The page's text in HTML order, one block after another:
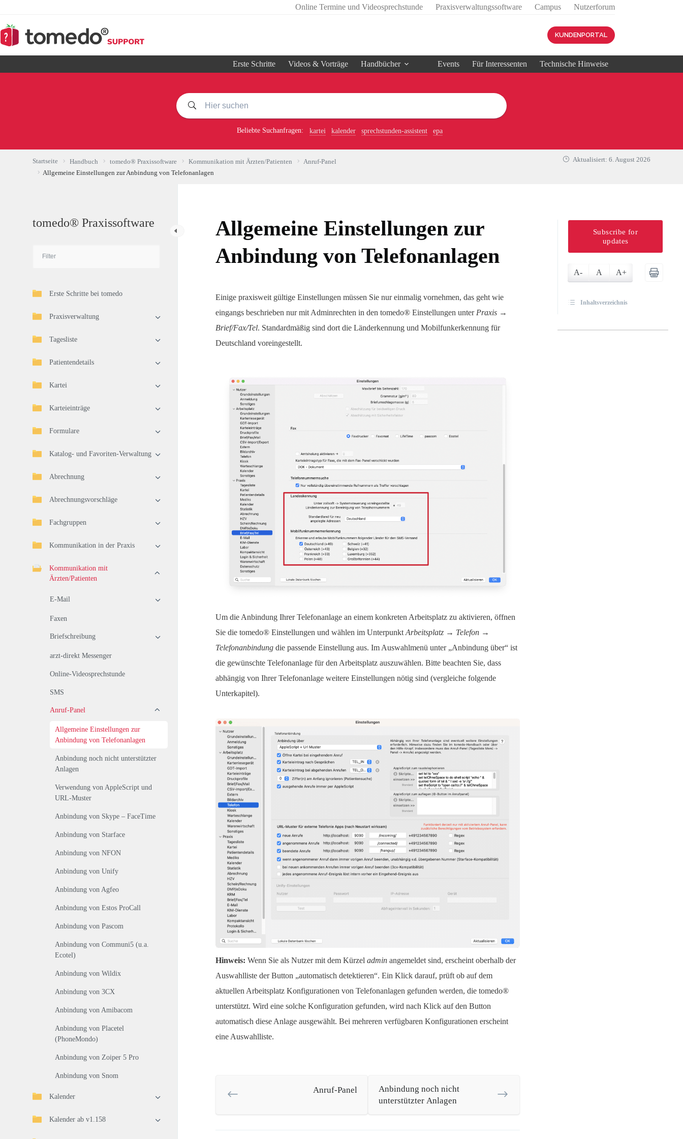
springen
Online Termine und Videosprechstunde Praxisverwaltungssoftware Campus Nutzerforum
KUNDENPORTAL
Erste Schritte Videos & Vorträge Handbücher Events Für Interessenten Technische Hinweise
Beliebte Suchanfragen: kartei kalender sprechstunden-assistent epa
Startseite Handbuch tomedo® Praxissoftware Kommunikation mit Ärzten/Patienten
Anruf-Panel
Allgemeine Einstellungen zur Anbindung von Telefonanlagen
Aktualisiert: 6. August 2026
tomedo® Praxissoftware
Erste Schritte bei tomedo
Praxisverwaltung
Tagesliste
Patientendetails
Kartei
Karteieinträge
Formulare
Katalog- und Favoriten-Verwaltung
Abrechnung
Abrechnungsvorschläge
Fachgruppen
Kommunikation in der Praxis
Kommunikation mit
Ärzten/Patienten
E-Mail
Faxen
Briefschreibung
arzt-direkt Messenger
Online-Videosprechstunde
SMS
Anruf-Panel
Allgemeine Einstellungen zur
Anbindung von Telefonanlagen
Anbindung noch nicht unterstützter
Anlagen
Verwendung von AppleScript und
URL-Muster
Anbindung von Skype – FaceTime
Anbindung von Starface
Anbindung von NFON
Anbindung von Unify
Anbindung von Agfeo
Anbindung von Estos ProCall
Anbindung von Pascom
Anbindung von Communi5 (u.a.
Ecotel)
Anbindung von Wildix
Anbindung von 3CX
Anbindung von Amibacom
Anbindung von Placetel
(PhoneMondo)
Anbindung von Zoiper 5 Pro
Anbindung von Snom
Kalender
Kalender ab v1.158
Allgemeine Einstellungen zur
Anbindung von Telefonanlagen
Einige praxisweit gültige Einstellungen müssen Sie nur einmalig vornehmen, das geht wie
eingangs beschrieben nur mit Adminrechten in den tomedo® Einstellungen unter Praxis →
Brief/Fax/Tel. Standardmäßig sind dort die Länderkennung und Mobilfunkerkennung für
Deutschland voreingestellt.
Um die Anbindung Ihrer Telefonanlage an einem konkreten Arbeitsplatz zu aktivieren, öffnen
Sie die tomedo® Einstellungen und wählen im Unterpunkt Arbeitsplatz → Telefon →
Telefonanbindungdie passende Einstellung aus. Im Auswahlmenü unter „Anbindung über“ ist
die gewünschte Telefonanlage für den Arbeitsplatz auszuwählen. Bitte beachten Sie, dass
abhängig von Ihrer Telefonanlage weitere Einstellungen nötig sind (vergleiche folgende
Unterkapitel).
Hinweis: Wenn Sie als Nutzer mit dem Kürzel adminangemeldet sind, erscheint oberhalb der
Auswahlliste der Button „automatisch detektieren“. Ein Klick darauf, prüft ob auf dem
aktuellen Arbeitsplatz Konfigurationen von Telefonanlagen gefunden werden, die tomedo®
unterstützt. Wird eine solche Konfiguration gefunden, wird nach Klick auf den Button
automatisch diese Anlage ausgewählt. Bei mehreren verfügbaren Konfigurationen erscheint
eine Auswahlliste.
Anruf-Panel
Anbindung noch nicht
unterstützter Anlagen
Subscribe for
updates
A- A A+
Inhaltsverzeichnis